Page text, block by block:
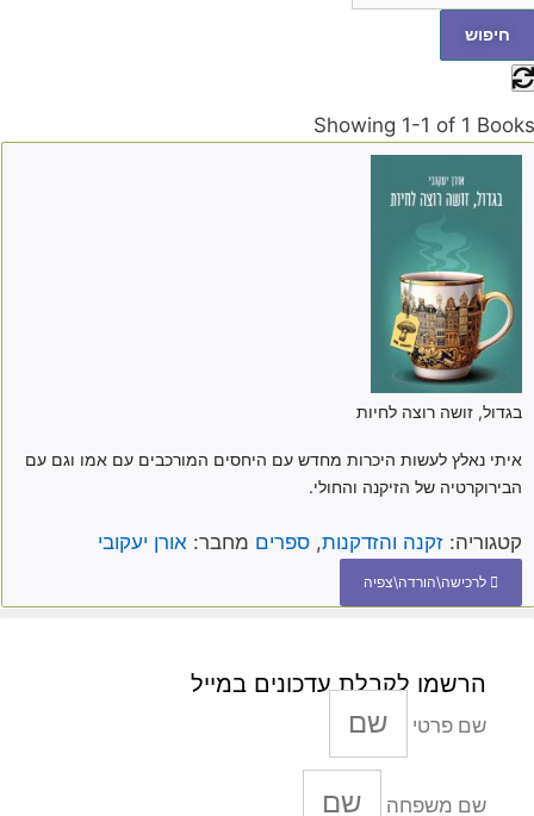
Showing 1-1 of 1 Books
בגדול, זושה רוצה לחיות
איתי נאלץ לעשות היכרות מחדש עם היחסים המורכבים עם אמו וגם עם
הבירוקרטיה של הזיקנה והחולי.
קטגוריה: זקנה והזדקנות, ספרים מחבר: אורן יעקובי
לרכישה\הורדה\צפיה
הרשמו לקבלת עדכונים במייל
שם פרטי
שם משפחה